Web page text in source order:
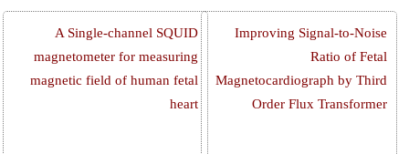
Improving Signal-to-Noise
Ratio of Fetal
Magnetocardiograph by Third
Order Flux Transformer
A Single-channel SQUID
magnetometer for measuring
magnetic field of human fetal
heart